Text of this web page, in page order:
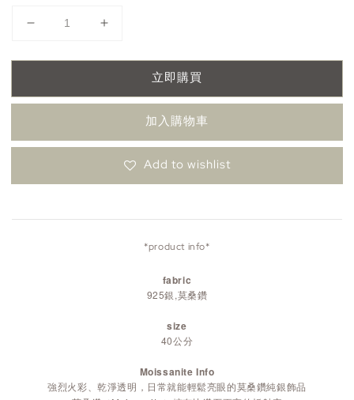
立即購買
加入購物車
Add to wishlist
*product info*
fabric
925銀,莫桑鑽
size
40公分
Moissanite Info
強烈火彩、乾淨透明，日常就能輕鬆亮眼的莫桑鑽純銀飾品